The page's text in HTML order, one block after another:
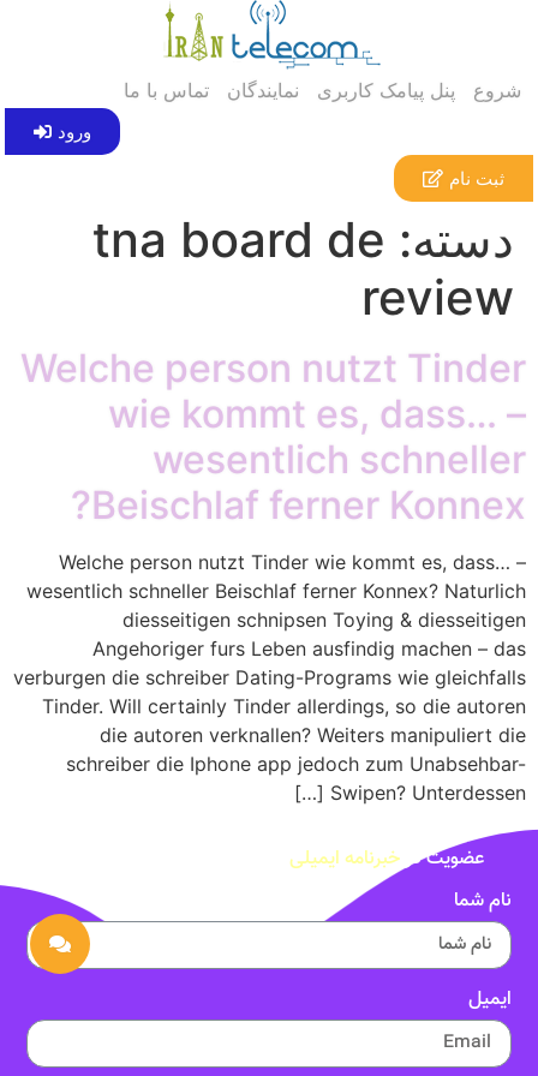
شروع پنل پیامک کاربری نمایندگان تماس با ما
ورود
ثبت نام
دسته: tna board de
review
Welche person nutzt Tinder
wie kommt es, dass… –
wesentlich schneller
Beischlaf ferner Konnex?
Welche person nutzt Tinder wie kommt es, dass… –
wesentlich schneller Beischlaf ferner Konnex? Naturlich
diesseitigen schnipsen Toying & diesseitigen
Angehoriger furs Leben ausfindig machen – das
verburgen die schreiber Dating-Programs wie gleichfalls
Tinder. Will certainly Tinder allerdings, so die autoren
die autoren verknallen? Weiters manipuliert die
schreiber die Iphone app jedoch zum Unabsehbar-
Swipen? Unterdessen […]
عضویت در خبرنامه ایمیلی
نام شما
ایمیل